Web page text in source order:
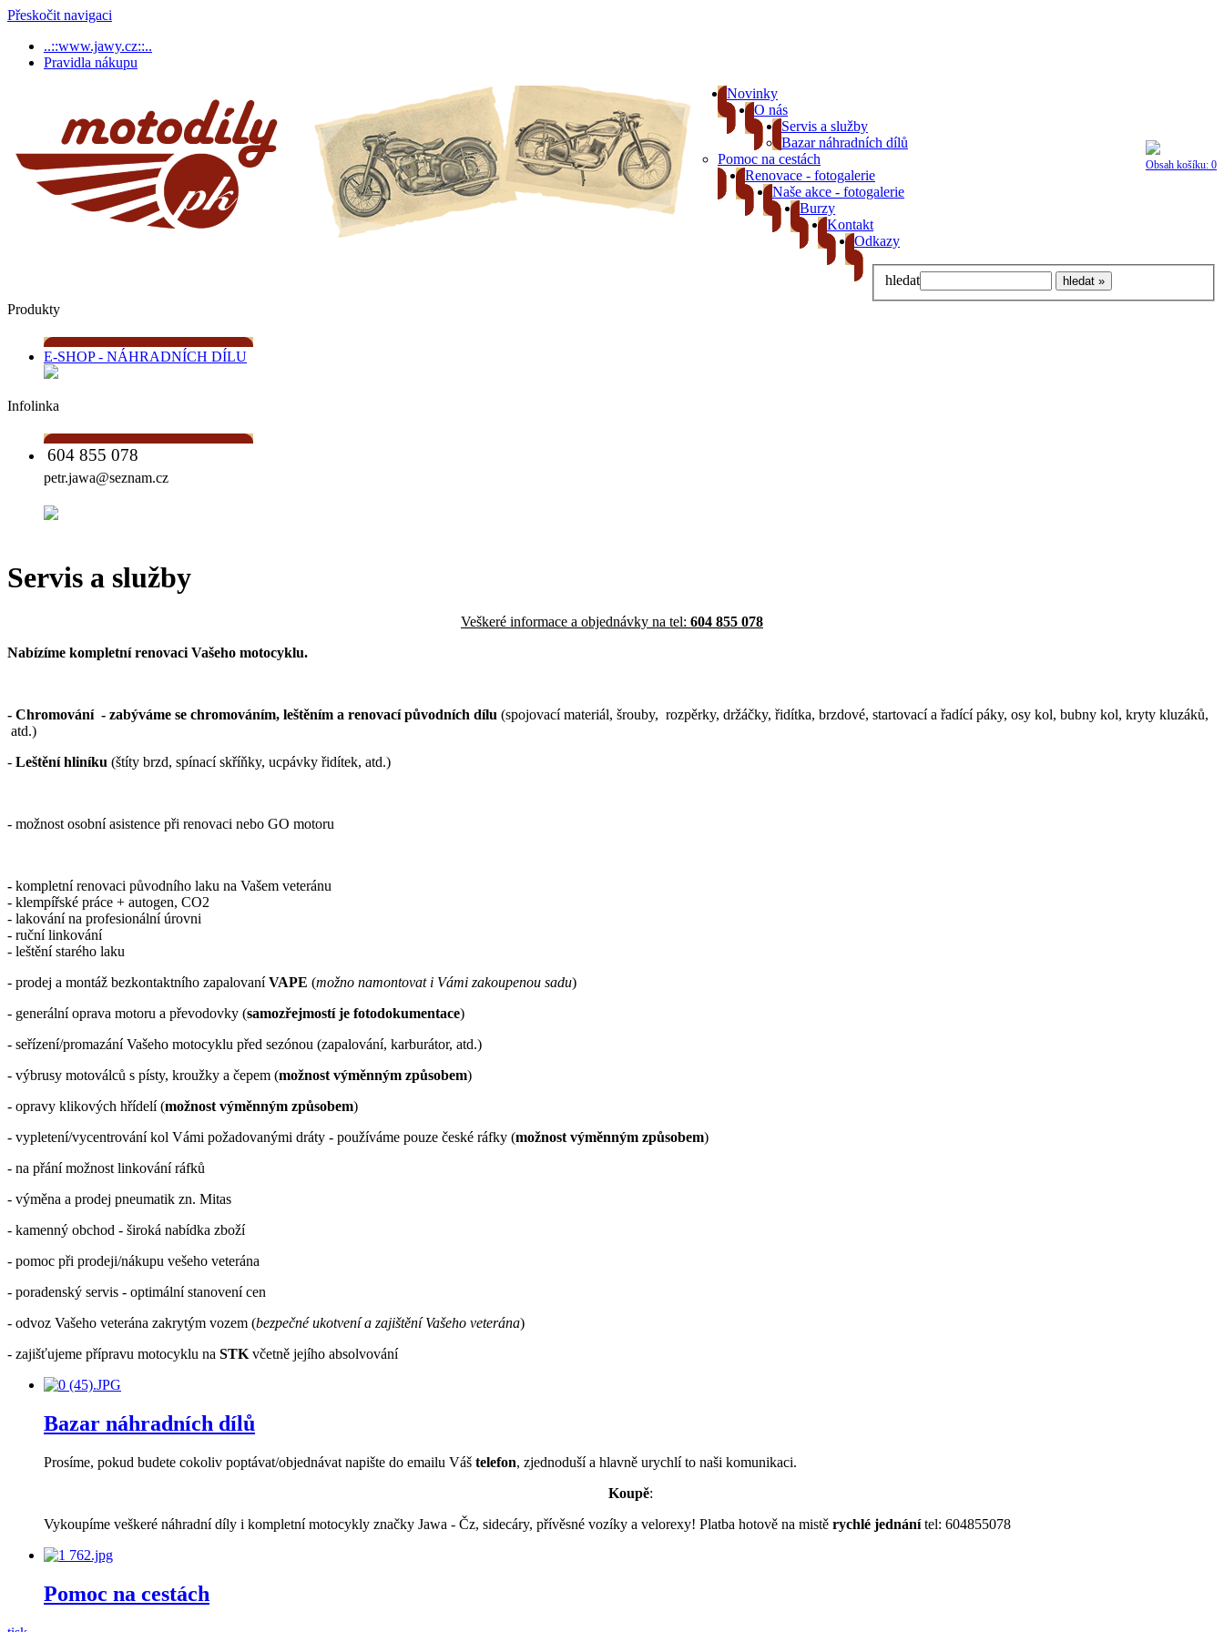
Přeskočit navigaci
..::www.jawy.cz::..
Pravidla nákupu
Obsah košíku: 0
Novinky
O nás
Servis a služby
Bazar náhradních dílů
Pomoc na cestách
Renovace - fotogalerie
Naše akce - fotogalerie
Burzy
Kontakt
Odkazy
hledat
Produkty
E-SHOP - NÁHRADNÍCH DÍLU
Infolinka
604 855 078
petr.jawa@seznam.cz
Servis a služby
Veškeré informace a objednávky na tel: 604 855 078
Nabízíme kompletní renovaci Vašeho motocyklu.
- Chromování - zabýváme se chromováním, leštěním a renovací původních dílu (spojovací materiál, šrouby, rozpěrky, držáčky, řidítka, brzdové, startovací a řadící páky, osy kol, bubny kol, kryty kluzáků,
atd.)
- Leštění hliníku (štíty brzd, spínací skříňky, ucpávky řidítek, atd.)
- možnost osobní asistence při renovaci nebo GO motoru
- kompletní renovaci původního laku na Vašem veteránu
- klempířské práce + autogen, CO2
- lakování na profesionální úrovni
- ruční linkování
- leštění starého laku
- prodej a montáž bezkontaktního zapalovaníVAPE (možno namontovat i Vámi zakoupenou sadu)
- generální oprava motoru a převodovky (samozřejmostí je fotodokumentace)
- seřízení/promazání Vašeho motocyklu před sezónou (zapalování, karburátor, atd.)
- výbrusy motoválců s písty, kroužky a čepem (možnost výměnným způsobem)
- opravy klikových hřídelí (možnost výměnným způsobem)
- vypletení/vycentrování kol Vámi požadovanými dráty - používáme pouze české ráfky (možnost výměnným způsobem)
- na přání možnost linkování ráfků
- výměna a prodej pneumatik zn. Mitas
- kamenný obchod - široká nabídka zboží
- pomoc při prodeji/nákupu vešeho veterána
- poradenský servis - optimální stanovení cen
- odvoz Vašeho veterána zakrytým vozem (bezpečné ukotvení a zajištění Vašeho veterána)
- zajišťujeme přípravu motocyklu na STK včetně jejího absolvování
Bazar náhradních dílů
Prosíme, pokud budete cokoliv poptávat/objednávat napište do emailu Váš telefon, zjednoduší a hlavně urychlí to naši komunikaci.
Koupě:
Vykoupíme veškeré náhradní díly i kompletní motocykly značky Jawa - Čz, sidecáry, přívěsné vozíky a velorexy! Platba hotově na mistě rychlé jednánítel: 604855078
Pomoc na cestách